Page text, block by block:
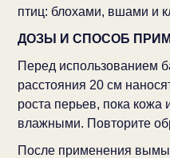
птиц: блохами, вшами и
ДОЗЫ И СПОСОБ
Перед использованием
расстояния 20 см
роста перьев, пока кожа
влажными. Повторите
После применения